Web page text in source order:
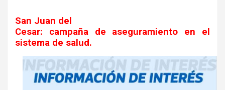
San Juan del
Cesar: campaña de aseguramiento en el
sistema de salud.